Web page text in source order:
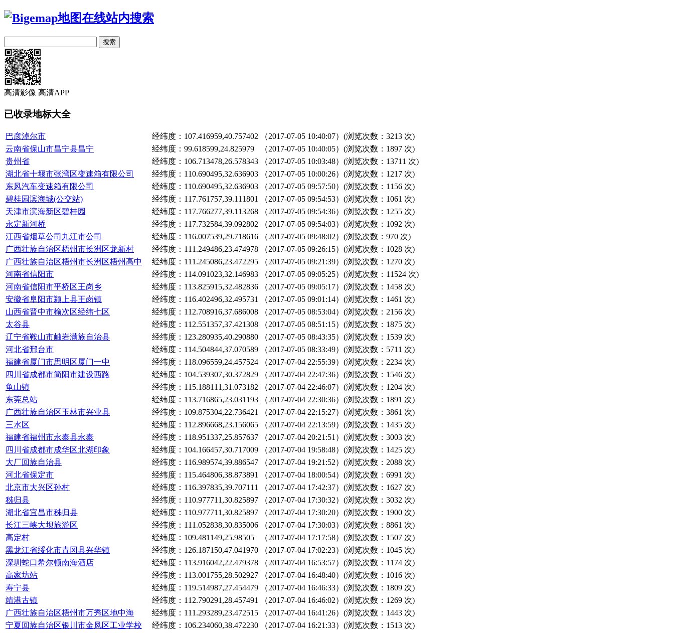
高清影像 高清APP
已收录地标大全
巴彦淖尔市 经纬度：107.416959,40.757402
（2017-07-05 10:40:07）(浏览次数：3213 次)
云南省保山市昌宁县昌宁
经纬度：99.618599,24.825979
（2017-07-05 10:40:05）(浏览次数：1897 次)
贵州省
经纬度：106.713478,26.578343
（2017-07-05 10:03:48）(浏览次数：13711 次)
湖北省十堰市张湾区变速箱有限公司
经纬度：110.690495,32.636903
（2017-07-05 10:00:26）(浏览次数：1217 次)
东风汽车变速箱有限公司
经纬度：110.690495,32.636903
（2017-07-05 09:57:50）(浏览次数：1156 次)
碧桂园滨海城(公交站)
经纬度：117.761757,39.111801
（2017-07-05 09:54:53）(浏览次数：1061 次)
天津市滨海新区碧桂园
经纬度：117.766277,39.113268
（2017-07-05 09:54:36）(浏览次数：1255 次)
永定新河桥
经纬度：117.732584,39.092802
（2017-07-05 09:54:03）(浏览次数：1092 次)
江西省烟草公司九江市公司
经纬度：116.007539,29.718616
（2017-07-05 09:48:02）(浏览次数：970 次)
广西壮族自治区梧州市长洲区龙新村
经纬度：111.249486,23.474978
（2017-07-05 09:26:15）(浏览次数：1028 次)
广西壮族自治区梧州市长洲区梧州高中
经纬度：111.245086,23.472295
（2017-07-05 09:21:39）(浏览次数：1270 次)
河南省信阳市
经纬度：114.091023,32.146983
（2017-07-05 09:05:25）(浏览次数：11524 次)
河南省信阳市平桥区王岗乡
经纬度：113.825915,32.482836
（2017-07-05 09:05:17）(浏览次数：1458 次)
安徽省阜阳市颍上县王岗镇
经纬度：116.402496,32.495731
（2017-07-05 09:01:14）(浏览次数：1461 次)
山西省晋中市榆次区经纬七区
经纬度：112.708916,37.686008
（2017-07-05 08:53:04）(浏览次数：2156 次)
太谷县
经纬度：112.551357,37.421308
（2017-07-05 08:51:15）(浏览次数：1875 次)
辽宁省鞍山市岫岩满族自治县
经纬度：123.280935,40.290880
（2017-07-05 08:43:35）(浏览次数：1539 次)
河北省邢台市
经纬度：114.504844,37.070589
（2017-07-05 08:33:49）(浏览次数：5711 次)
福建省厦门市思明区厦门一中
经纬度：118.096559,24.457524
（2017-07-04 22:55:39）(浏览次数：2234 次)
四川省成都市简阳市建设西路
经纬度：104.539307,30.372829
（2017-07-04 22:47:36）(浏览次数：1546 次)
龟山镇
经纬度：115.188111,31.073182
（2017-07-04 22:46:07）(浏览次数：1204 次)
东莞总站
经纬度：113.716865,23.031193
（2017-07-04 22:30:36）(浏览次数：1891 次)
广西壮族自治区玉林市兴业县
经纬度：109.875304,22.736421
（2017-07-04 22:15:27）(浏览次数：3861 次)
三水区
经纬度：112.896668,23.156065
（2017-07-04 22:13:59）(浏览次数：1435 次)
福建省福州市永泰县永泰
经纬度：118.951337,25.857637
（2017-07-04 20:21:51）(浏览次数：3003 次)
四川省成都市成华区北湖印象
经纬度：104.166457,30.717009
（2017-07-04 19:58:48）(浏览次数：1425 次)
大厂回族自治县
经纬度：116.989574,39.886547
（2017-07-04 19:21:52）(浏览次数：2088 次)
河北省保定市
经纬度：115.464806,38.873891
（2017-07-04 18:00:54）(浏览次数：6991 次)
北京市大兴区孙村
经纬度：116.397835,39.707111
（2017-07-04 17:42:37）(浏览次数：1627 次)
秭归县
经纬度：110.977711,30.825897
（2017-07-04 17:30:32）(浏览次数：3032 次)
湖北省宜昌市秭归县
经纬度：110.977711,30.825897
（2017-07-04 17:30:20）(浏览次数：1900 次)
长江三峡大坝旅游区
经纬度：111.052838,30.835006
（2017-07-04 17:30:03）(浏览次数：8861 次)
高定村
经纬度：109.481149,25.98505
（2017-07-04 17:17:58）(浏览次数：1507 次)
黑龙江省绥化市青冈县兴华镇
经纬度：126.187150,47.041970
（2017-07-04 17:02:23）(浏览次数：1045 次)
深圳蛇口希尔顿南海酒店
经纬度：113.916042,22.479378
（2017-07-04 16:53:57）(浏览次数：1174 次)
高家坊站
经纬度：113.001755,28.502927
（2017-07-04 16:48:40）(浏览次数：1016 次)
寿宁县
经纬度：119.514987,27.454479
（2017-07-04 16:46:33）(浏览次数：1809 次)
靖港古镇
经纬度：112.790291,28.457491
（2017-07-04 16:46:02）(浏览次数：1269 次)
广西壮族自治区梧州市万秀区地中海
经纬度：111.293289,23.472515
（2017-07-04 16:41:26）(浏览次数：1443 次)
宁夏回族自治区银川市金凤区工业学校
经纬度：106.234060,38.472230
（2017-07-04 16:21:33）(浏览次数：1513 次)